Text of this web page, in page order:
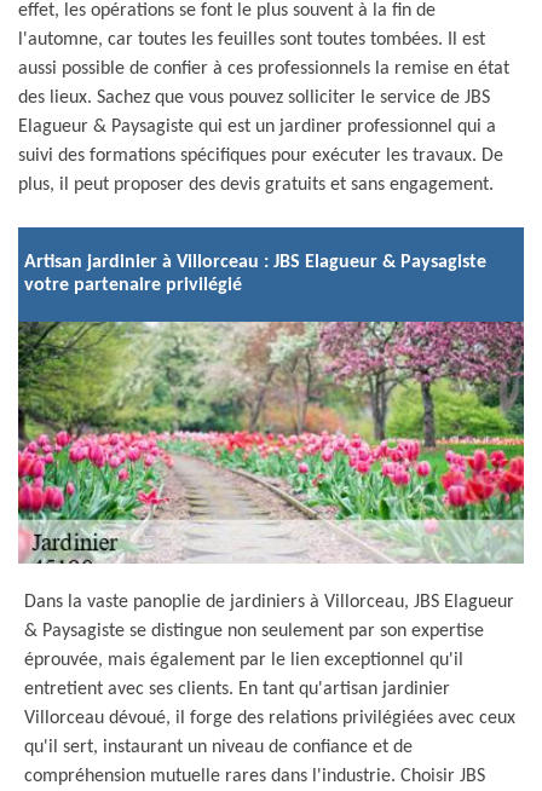
effet, les opérations se font le plus souvent à la fin de
l'automne, car toutes les feuilles sont toutes tombées. Il est
aussi possible de confier à ces professionnels la remise en état
des lieux. Sachez que vous pouvez solliciter le service de JBS
Elagueur & Paysagiste qui est un jardiner professionnel qui a
suivi des formations spécifiques pour exécuter les travaux. De
plus, il peut proposer des devis gratuits et sans engagement.
Artisan jardinier à Villorceau : JBS Elagueur & Paysagiste
votre partenaire privilégié
Dans la vaste panoplie de jardiniers à Villorceau, JBS Elagueur
& Paysagiste se distingue non seulement par son expertise
éprouvée, mais également par le lien exceptionnel qu'il
entretient avec ses clients. En tant qu'artisan jardinier
Villorceau dévoué, il forge des relations privilégiées avec ceux
qu'il sert, instaurant un niveau de confiance et de
compréhension mutuelle rares dans l'industrie. Choisir JBS